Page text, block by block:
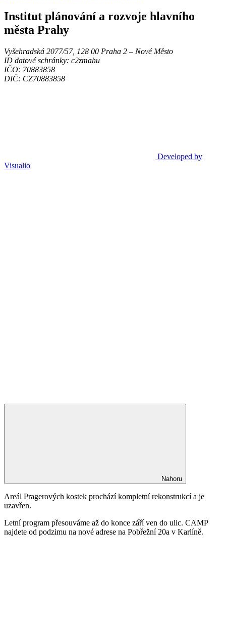
Institut plánování a rozvoje hlavního
města Prahy
Vyšehradská 2077/57, 128 00 Praha 2 ‒ Nové Město
ID datové schránky: c2zmahu
IČO: 70883858
DIČ: CZ70883858
Developed by
Visualio
Nahoru
Areál Pragerových kostek prochází kompletní rekonstrukcí a je
uzavřen.
Letní program přesouváme až do konce září ven do ulic. CAMP
najdete od podzimu na nové adrese na Pobřežní 20a v Karlíně.